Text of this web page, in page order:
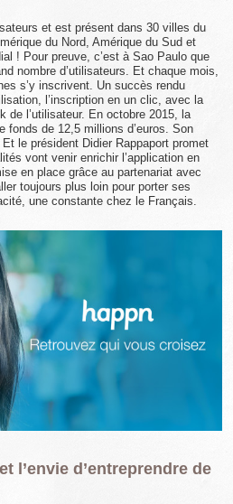
et est présent dans 30 villes du
du Nord, Amérique du Sud et
! Pour preuve, c’est à Sao Paulo que
nombre d’utilisateurs. Et chaque mois,
s’y inscrivent. Un succès rendu
l’inscription en un clic, avec la
de l’utilisateur. En octobre 2015, la
fonds de 12,5 millions d’euros. Son
le président Didier Rappaport promet
vont venir enrichir l’application en
en place grâce au partenariat avec
toujours plus loin pour porter ses
une constante chez le Français.
l’envie d’entreprendre de